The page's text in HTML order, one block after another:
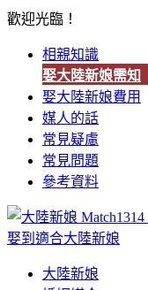
歡迎光臨！
相親知識
娶大陸新娘需知
娶大陸新娘費用
媒人的話
常見疑慮
常見問題
參考資料
娶到適合大陸新娘
大陸新娘